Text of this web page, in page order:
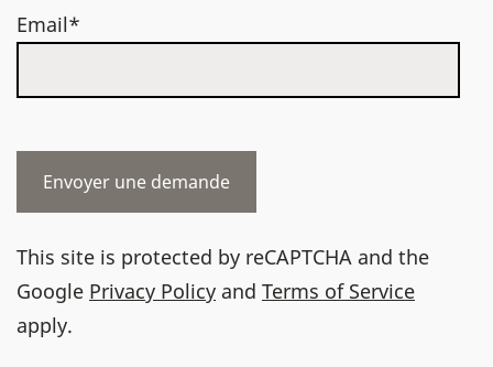
Email*
This site is protected by reCAPTCHA and the
Google Privacy Policy and Terms of Service
apply.